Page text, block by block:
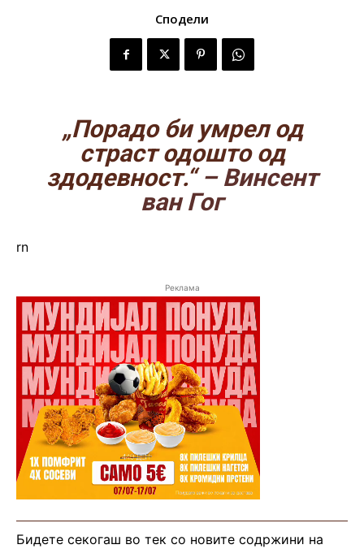
Сподели
„Порадо би умрел од
страст одошто од
здодевност.“– Винсент
ван Гог
rn
Реклама
Бидете секогаш во тек со новите содржини на